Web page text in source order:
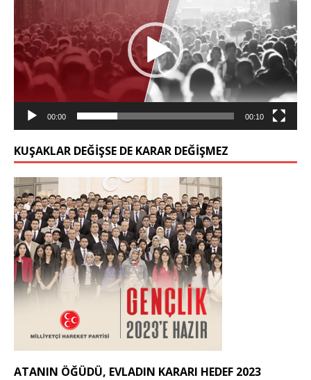
00:00 00:10
KUŞAKLAR DEĞIŞSE DE KARAR DEĞIŞMEZ
ATANIN ÖĞÜDÜ, EVLADIN KARARI HEDEF 2023